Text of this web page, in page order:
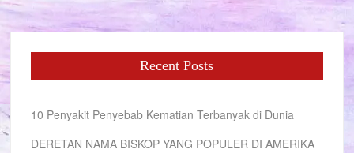
Recent Posts
10 Penyakit Penyebab Kematian Terbanyak di Dunia
DERETAN NAMA BISKOP YANG POPULER DI AMERIKA